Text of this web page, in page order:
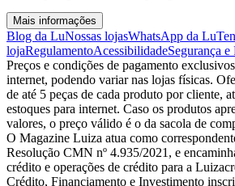
Mais informações
Blog da LuNossas lojasWhatsApp da Lu
lojaRegulamentoAcessibilidadeSegurança
Preços e condições de pagamento
internet, podendo variar nas lojas físicas.
de até 5 peças de cada produto por cliente,
estoques para internet. Caso os produtos
valores, o preço válido é o da sacola de
O Magazine Luiza atua como
Resolução CMN nº 4.935/2021, e
crédito e operações de crédito para a
Crédito, Financiamento e Investimento